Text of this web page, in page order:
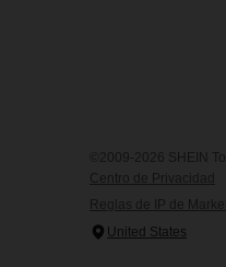
©2009-2026 SHEIN
Centro de Privacidad
Reglas de IP de
United States